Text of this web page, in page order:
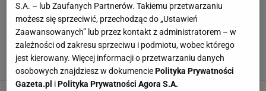
S.A. – lub Zaufanych Partnerów. Takiemu przetwarzaniu
możesz się sprzeciwić, przechodząc do „Ustawień
Zaawansowanych” lub przez kontakt z administratorem – w
zależności od zakresu sprzeciwu i podmiotu, wobec którego
jest kierowany. Więcej informacji o przetwarzaniu danych
osobowych znajdziesz w dokumenciePolityka Prywatności
Gazeta.pl iPolityka Prywatności Agora S.A.